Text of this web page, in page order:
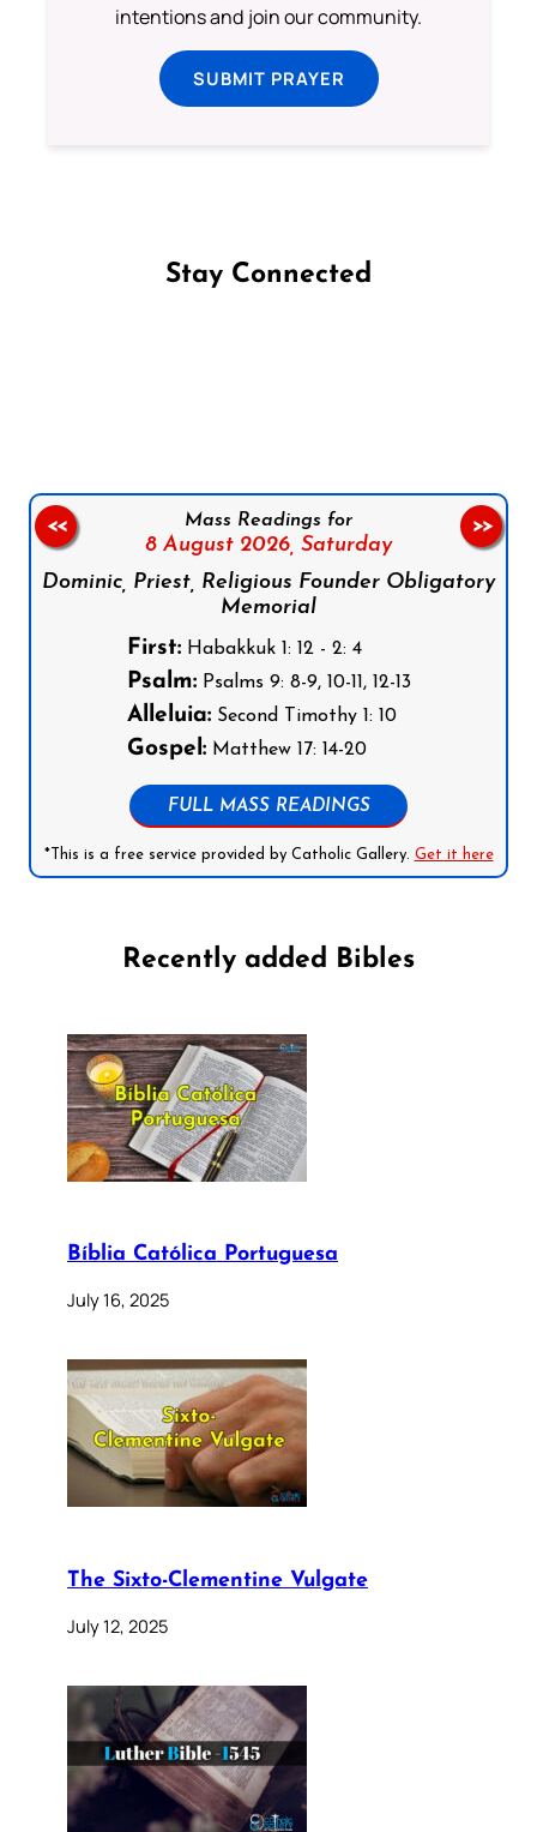
intentions and join our community.
SUBMIT PRAYER
Stay Connected
Mass Readings for
8 August 2026, Saturday
Dominic, Priest, Religious Founder Obligatory
Memorial
First:Habakkuk 1: 12 - 2: 4
Psalm:Psalms 9: 8-9, 10-11, 12-13
Alleluia:Second Timothy 1: 10
Gospel:Matthew 17: 14-20
FULL MASS READINGS
*This is a free service provided by Catholic Gallery. Get it here
<< >>
Recently added Bibles
Bíblia Católica Portuguesa
July 16, 2025
The Sixto-Clementine Vulgate
July 12, 2025